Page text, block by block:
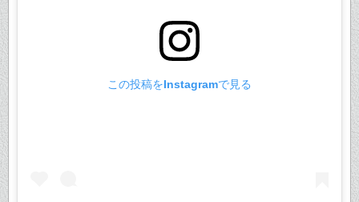
この投稿をInstagramで見る